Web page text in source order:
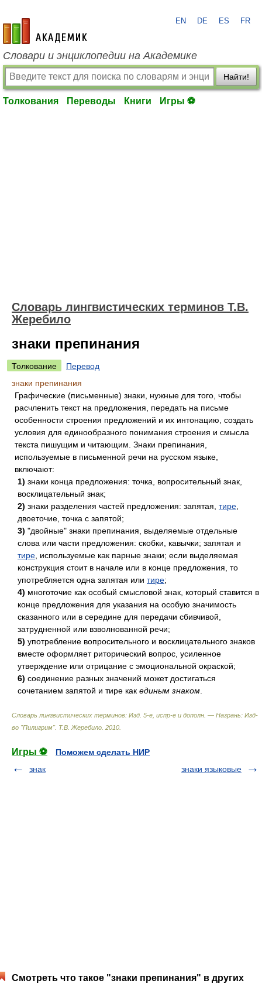
academic.ru
EN DE ES FR
Словари и энциклопедии на Академике
Найти!
Толкования Переводы Книги Игры ⚽
Словарь лингвистических терминов Т.В.
Жеребило
знаки препинания
Толкование
Перевод
знаки препинания
Графические (письменные) знаки, нужные для того, чтобы
расчленить текст на предложения, передать на письме
особенности строения предложений и их интонацию, создать
условия для единообразного понимания строения и смысла
текста пишущим и читающим. Знаки препинания,
используемые в письменной речи на русском языке,
включают:
1) знаки конца предложения: точка, вопросительный знак,
восклицательный знак;
2) знаки разделения частей предложения: запятая, тире
двоеточие, точка с запятой;
3) "двойные" знаки препинания, выделяемые отдельные
слова или части предложения: скобки, кавычки; запятая и
тире , используемые как парные знаки; если выделяемая
конструкция стоит в начале или в конце предложения, то
употребляется одна запятая или тире;
4) многоточие как особый смысловой знак, который ставится в
конце предложения для указания на особую значимость
сказанного или в середине для передачи сбивчивой,
затрудненной или взволнованной речи;
5) употребление вопросительного и восклицательного знаков
вместе оформляет риторический вопрос, усиленное
утверждение или отрицание с эмоциональной окраской;
6) соединение разных значений может достигаться
сочетанием запятой и тире как единым знаком
Словарь лингвистических терминов: Изд. 5-е, испр-е и дополн. — Назрань: Изд-
во "Пилигрим". Т.В. Жеребило 2010
Игры ⚽
Поможем сделать НИР
знак
знаки языковые
Смотреть что такое "знаки препинания" в других